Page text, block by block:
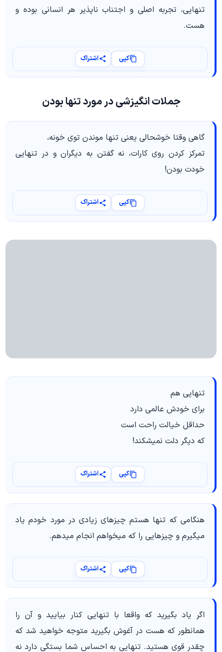
تنهایی، تجربه اصلی و اجتناب‌ ناپذیر هر انسانی بوده و
هست.
کپی اشتراک
جملات انگیزشی در مورد تنها بودن
گاهی وقتا خوشحالی یعنی تنها موندن توی خونه،
تمرکز کردن روی کارات، نه گفتن به دیگران و در تنهایی
خودت بودن!
کپی اشتراک
تنهایی هم
برای خودش عالمی دارد
حداقل خیالت راحت است
که دیگر دلت نمیشکند!
کپی اشتراک
هنگامی که تنها هستم چیزهای زیادی در مورد خودم یاد
میگیرم و چیزهایی را که میخواهم انجام میدهم.
کپی اشتراک
اگر یاد بگیرید که واقعا با تنهایی کنار بیایید و آن را
همانطور که هست در آغوش بگیرید متوجه خواهید شد که
چقدر قوی هستید. تنهایی به احساس شما بستگی دارد نه